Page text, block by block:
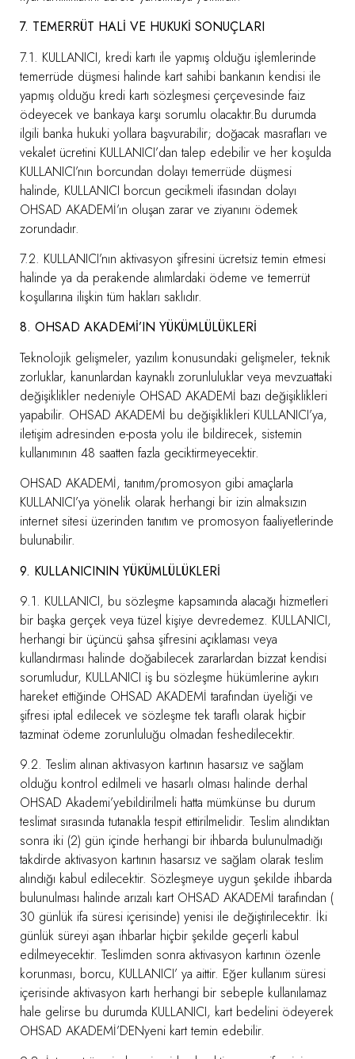
7. TEMERRÜT HALİ VE HUKUKİ SONUÇLARI
7.1. KULLANICI, kredi kartı ile yapmış olduğu işlemlerinde
temerrüde düşmesi halinde kart sahibi bankanın kendisi ile
yapmış olduğu kredi kartı sözleşmesi çerçevesinde faiz
ödeyecek ve bankaya karşı sorumlu olacaktır.Bu durumda
ilgili banka hukuki yollara başvurabilir; doğacak masrafları ve
vekalet ücretini KULLANICI’dan talep edebilir ve her koşulda
KULLANICI’nın borcundan dolayı temerrüde düşmesi
halinde, KULLANICI borcun gecikmeli ifasından dolayı
OHSAD AKADEMİ’ın oluşan zarar ve ziyanını ödemek
zorundadır.
7.2. KULLANICI’nın aktivasyon şifresini ücretsiz temin etmesi
halinde ya da perakende alımlardaki ödeme ve temerrüt
koşullarına ilişkin tüm hakları saklıdır.
8. OHSAD AKADEMİ’IN YÜKÜMLÜLÜKLERİ
Teknolojik gelişmeler, yazılım konusundaki gelişmeler, teknik
zorluklar, kanunlardan kaynaklı zorunluluklar veya mevzuattaki
değişiklikler nedeniyle OHSAD AKADEMİ bazı değişiklikleri
yapabilir. OHSAD AKADEMİ bu değişiklikleri KULLANICI’ya,
iletişim adresinden e-posta yolu ile bildirecek, sistemin
kullanımının 48 saatten fazla geciktirmeyecektir.
OHSAD AKADEMİ, tanıtım/promosyon gibi amaçlarla
KULLANICI’ya yönelik olarak herhangi bir izin almaksızın
internet sitesi üzerinden tanıtım ve promosyon faaliyetlerinde
bulunabilir.
9. KULLANICININ YÜKÜMLÜLÜKLERİ
9.1. KULLANICI, bu sözleşme kapsamında alacağı hizmetleri
bir başka gerçek veya tüzel kişiye devredemez. KULLANICI,
herhangi bir üçüncü şahsa şifresini açıklaması veya
kullandırması halinde doğabilecek zararlardan bizzat kendisi
sorumludur, KULLANICI iş bu sözleşme hükümlerine aykırı
hareket ettiğinde OHSAD AKADEMİ tarafından üyeliği ve
şifresi iptal edilecek ve sözleşme tek taraflı olarak hiçbir
tazminat ödeme zorunluluğu olmadan feshedilecektir.
9.2. Teslim alınan aktivasyon kartının hasarsız ve sağlam
olduğu kontrol edilmeli ve hasarlı olması halinde derhal
OHSAD Akademi’yebildirilmeli hatta mümkünse bu durum
teslimat sırasında tutanakla tespit ettirilmelidir. Teslim alındıktan
sonra iki (2) gün içinde herhangi bir ihbarda bulunulmadığı
takdirde aktivasyon kartının hasarsız ve sağlam olarak teslim
alındığı kabul edilecektir. Sözleşmeye uygun şekilde ihbarda
bulunulması halinde arızalı kart OHSAD AKADEMİ tarafından (
30 günlük ifa süresi içerisinde) yenisi ile değiştirilecektir. İki
günlük süreyi aşan ihbarlar hiçbir şekilde geçerli kabul
edilmeyecektir. Teslimden sonra aktivasyon kartının özenle
korunması, borcu, KULLANICI’ ya aittir. Eğer kullanım süresi
içerisinde aktivasyon kartı herhangi bir sebeple kullanılamaz
hale gelirse bu durumda KULLANICI, kart bedelini ödeyerek
OHSAD AKADEMİ’DENyeni kart temin edebilir.